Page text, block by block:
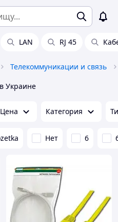
LAN RJ 45
Телекоммуникации и связь
в Украине
Цена Категория
Нет 6